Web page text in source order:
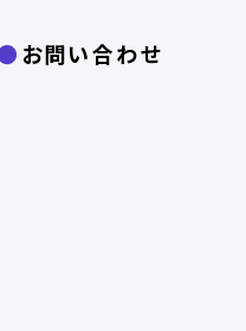
お問い合わせ